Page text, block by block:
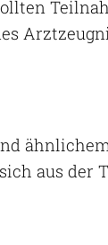
aus der